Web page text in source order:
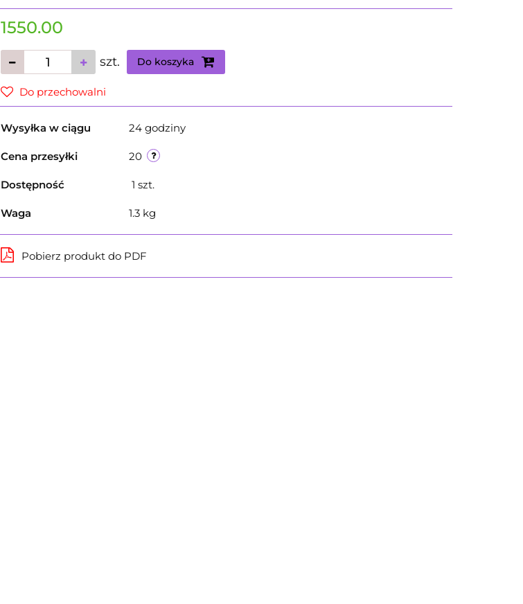
1550.00
szt. Do koszyka
Do przechowalni
Wysyłka w ciągu 24 godziny
Cena przesyłki 20
Dostępność 1 szt.
Waga 1.3 kg
Pobierz produkt do PDF